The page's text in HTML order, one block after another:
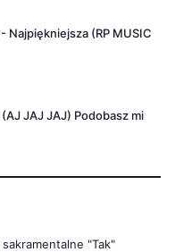
Najpiękniejsza (RP MUSIC
(AJ JAJ JAJ) Podobasz mi
"Tak"